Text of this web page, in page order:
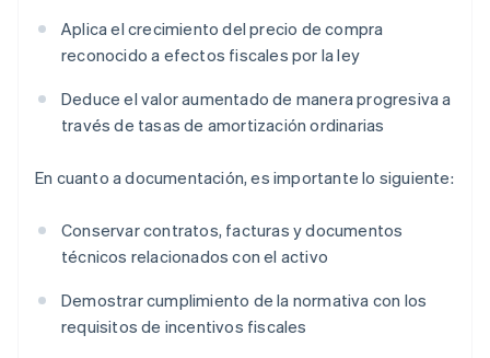
Aplica el crecimiento del precio de compra
reconocido a efectos fiscales por la ley
Deduce el valor aumentado de manera progresiva a
través de tasas de amortización ordinarias
En cuanto a documentación, es importante lo siguiente:
Conservar contratos, facturas y documentos
técnicos relacionados con el activo
Demostrar cumplimiento de la normativa con los
requisitos de incentivos fiscales